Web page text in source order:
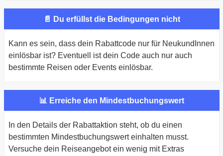
📄 Du erfüllst die Bedingungen nicht
Kann es sein, dass dein Rabattcode nur für NeukundInnen
einlösbar ist? Eventuell ist dein Code auch nur auch
bestimmte Reisen oder Events einlösbar.
📊 Erreiche den Mindestbuchungswert
In den Details der Rabattaktion steht, ob du einen
bestimmten Mindestbuchungswert einhalten musst.
Versuche dein Reiseangebot ein wenig mit Extras